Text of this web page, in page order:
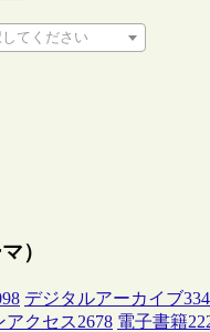
てください
）
デジタルアーカイブ
アクセス2678 電子書籍